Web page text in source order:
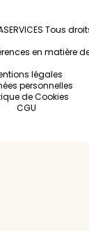
Tous
en matière
légales
personnelles
de Cookies
CGU